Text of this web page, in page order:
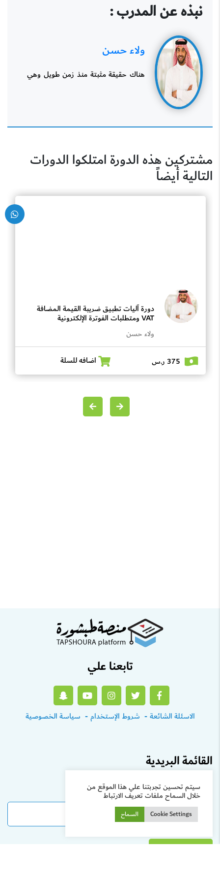
نبذه عن المدرب :
ولاءحسن
هناك حقيقة مثبتة منذ زمن طويل وهي
مشتركين هذه الدورة امتلكوا الدورات
التالية أيضاً
دورة آليات تطبيق ضريبة القيمة المضافة
VAT ومتطلبات الفوترة الإلكترونية
ولاء حسن
375 ر.س
تابعنا علي
الاسئلة الشائعة شروط الإستخدام سياسة الخصوصية
القائمة البريدية
انضم إلى القائمة البريدية
سيتم تحسين تجربتنا علي هذا الموقع من
خلال السماح ملفات تعريف الارتباط
Cookie Settings السماح